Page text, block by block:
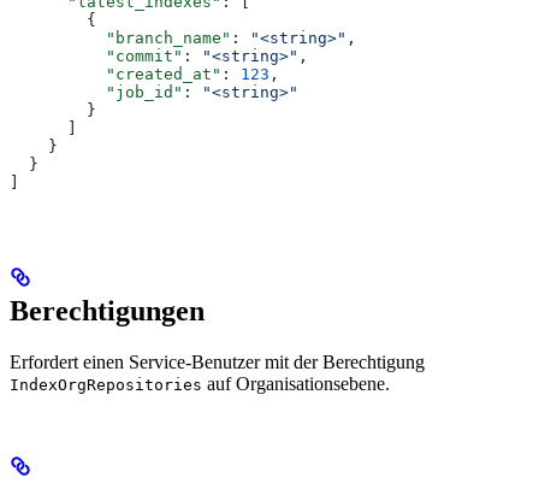
        {
          "branch_name"
: "<string>" ,
          "commit"
: "<string>" ,
          "created_at"
: 123 ,
          "job_id"
:
"<string>"
        }
      ]
    }
  }
]
Berechtigungen
Erfordert einen Service-Benutzer mit der Berechtigung
IndexOrgRepositories auf Organisationsebene.